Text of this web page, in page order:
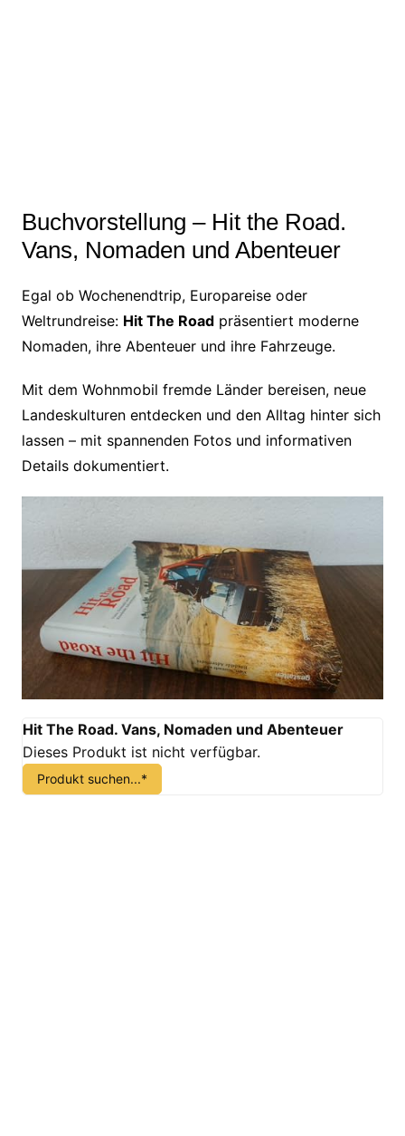
Buchvorstellung – Hit the Road.
Vans, Nomaden und Abenteuer
Egal ob Wochenendtrip, Europareise oder
Weltrundreise: Hit The Roadpräsentiert moderne
Nomaden, ihre Abenteuer und ihre Fahrzeuge.
Mit dem Wohnmobil fremde Länder bereisen, neue
Landeskulturen entdecken und den Alltag hinter sich
lassen – mit spannenden Fotos und informativen
Details dokumentiert.
Hit The Road. Vans, Nomaden und Abenteuer
Dieses Produkt ist nicht verfügbar.
Produkt suchen...*